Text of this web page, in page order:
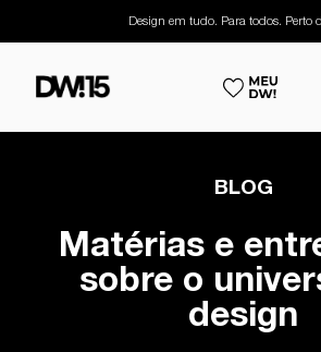
Design em tudo. Para todos. Perto
BLOG
Matérias e
sobre o
design